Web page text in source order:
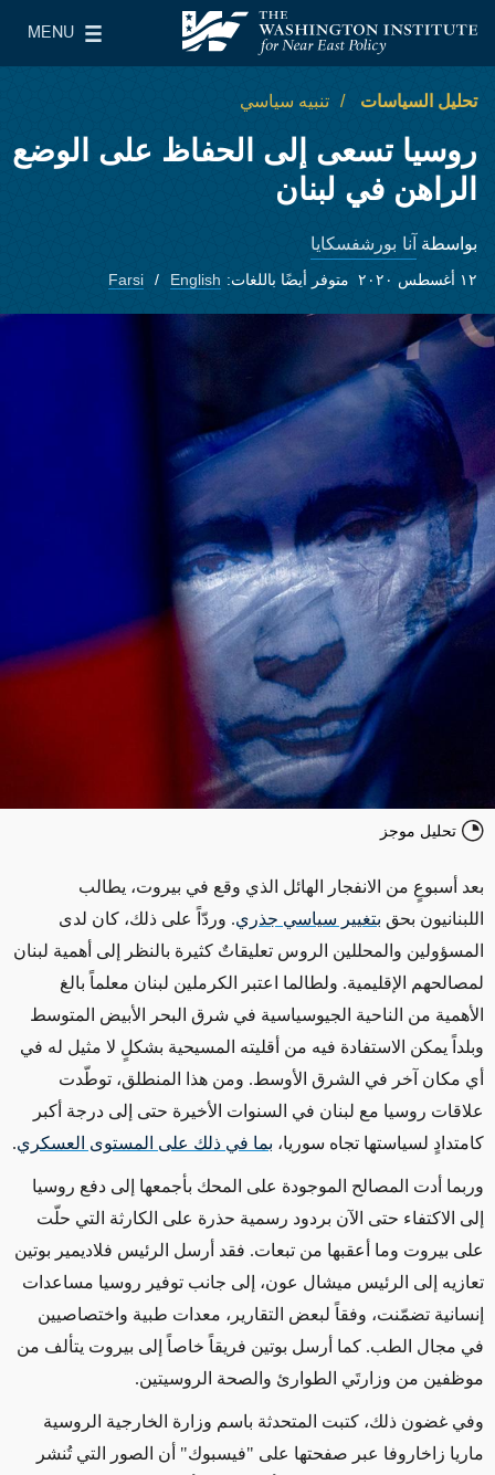
معهد واشنطن لسياسات الشرق الأدنى
MENU
Main Menu
تحليل السياسات تنبيه سياسي
روسيا تسعى إلى الحفاظ على الوضع
الراهن في لبنان
بواسطة آنا بورشفسكايا
١٢ أغسطس ٢٠٢٠ متوفر أيضًا باللغات: English
Farsi
تحليل موجز
بعد أسبوعٍ من الانفجار الهائل الذي وقع في بيروت، يطالب
اللبنانيون بحق بتغيير سياسي جذري. وردّاً على ذلك، كان لدى
المسؤولين والمحللين الروس تعليقاتٌ كثيرة بالنظر إلى أهمية لبنان
لمصالحهم الإقليمية. ولطالما اعتبر الكرملين لبنان معلماً بالغ
الأهمية من الناحية الجيوسياسية في شرق البحر الأبيض المتوسط
وبلداً يمكن الاستفادة فيه من أقليته المسيحية بشكلٍ لا مثيل له في
أي مكان آخر في الشرق الأوسط. ومن هذا المنطلق، توطّدت
علاقات روسيا مع لبنان في السنوات الأخيرة حتى إلى درجة أكبر
كامتدادٍ لسياستها تجاه سوريا، بما في ذلك على المستوى العسكري.
وربما أدت المصالح الموجودة على المحك بأجمعها إلى دفع روسيا
إلى الاكتفاء حتى الآن بردود رسمية حذرة على الكارثة التي حلّت
على بيروت وما أعقبها من تبعات. فقد أرسل الرئيس فلاديمير بوتين
تعازيه إلى الرئيس ميشال عون، إلى جانب توفير روسيا مساعدات
إنسانية تضمّنت، وفقاً لبعض التقارير، معدات طبية واختصاصيين
في مجال الطب. كما أرسل بوتين فريقاً خاصاً إلى بيروت يتألف من
موظفين من وزارتَي الطوارئ والصحة الروسيتين.
وفي غضون ذلك، كتبت المتحدثة باسم وزارة الخارجية الروسية
ماريا زاخاروفا عبر صفحتها على "فيسبوك" أن الصور التي تُنشر